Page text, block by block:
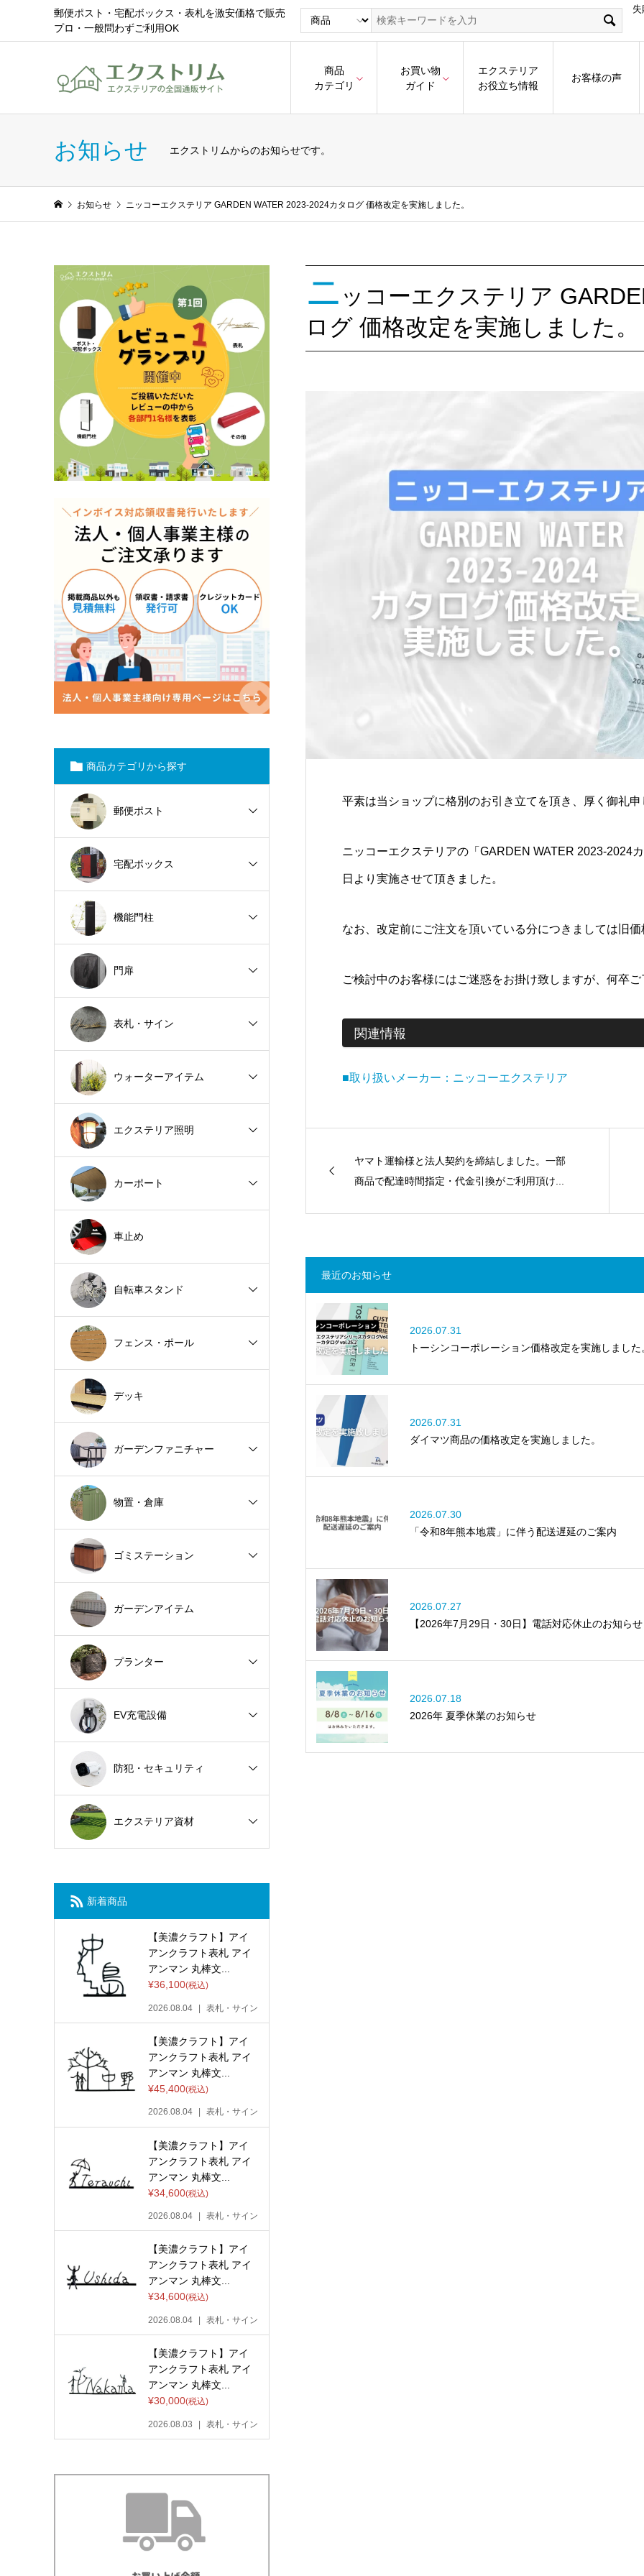
郵便ポスト・宅配ボックス・表札を激安価格で販売
プロ・一般問わずご利用OK
商品
カテゴリ
お買い物
ガイド
エクステリア
お役立ち情報
お客様の声
お知らせ エクストリムからのお知らせです。
お知らせ ニッコーエクステリア GARDEN WATER 2023-2024カタログ 価格改定を実施しました。
ニ ッコーエクステリア
ログ 価格改定を実施しました。
平素は当ショップに格別のお引き立てを頂き、厚く御礼
ニッコーエクステリアの「GARDEN WATER 2023-2024
日より実施させて頂きました。
なお、改定前にご注文を頂いている分につきましては旧
ご検討中のお客様にはご迷惑をお掛け致しますが、何卒
関連情報
■取り扱いメーカー：ニッコーエクステリア
ヤマト運輸様と法人契約を締結しました。一部
商品で配達時間指定・代金引換がご利用頂け...
最近のお知らせ
2026.07.31
トーシンコーポレーション価格改定を実施しました
2026.07.31
ダイマツ商品の価格改定を実施しました。
2026.07.30
「令和8年熊本地震」に伴う配送遅延のご案内
2026.07.27
【2026年7月29日・30日】電話対応休止のお知らせ
2026.07.18
2026年 夏季休業のお知らせ
商品カテゴリから探す
郵便ポスト
宅配ボックス
機能門柱
門扉
表札・サイン
ウォーターアイテム
エクステリア照明
カーポート
車止め
自転車スタンド
フェンス・ポール
デッキ
ガーデンファニチャー
物置・倉庫
ゴミステーション
ガーデンアイテム
プランター
EV充電設備
防犯・セキュリティ
エクステリア資材
新着商品
【美濃クラフト】アイ
アンクラフト表札 アイ
アンマン 丸棒文...
¥36,100(税込)
2026.08.04 表札・サイン
【美濃クラフト】アイ
アンクラフト表札 アイ
アンマン 丸棒文...
¥45,400(税込)
2026.08.04 表札・サイン
【美濃クラフト】アイ
アンクラフト表札 アイ
アンマン 丸棒文...
¥34,600(税込)
2026.08.04 表札・サイン
【美濃クラフト】アイ
アンクラフト表札 アイ
アンマン 丸棒文...
¥34,600(税込)
2026.08.04 表札・サイン
【美濃クラフト】アイ
アンクラフト表札 アイ
アンマン 丸棒文...
¥30,000(税込)
2026.08.03 表札・サイン